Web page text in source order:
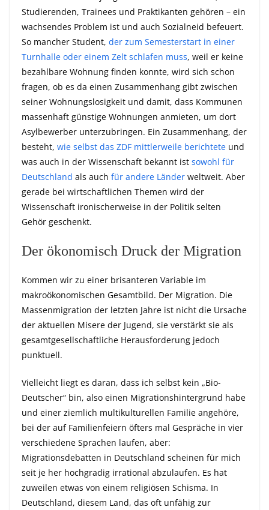
Studierenden, Trainees und Praktikanten gehören – ein
wachsendes Problem ist und auch Sozialneid befeuert.
So mancher Student, der zum Semesterstart in einer
Turnhalle oder einem Zelt schlafen muss, weil er keine
bezahlbare Wohnung finden konnte, wird sich schon
fragen, ob es da einen Zusammenhang gibt zwischen
seiner Wohnungslosigkeit und damit, dass Kommunen
massenhaft günstige Wohnungen anmieten, um dort
Asylbewerber unterzubringen. Ein Zusammenhang, der
besteht, wie selbst das ZDF mittlerweile berichtete und
was auch in der Wissenschaft bekannt ist sowohl für
Deutschland als auch für andere Länder weltweit. Aber
gerade bei wirtschaftlichen Themen wird der
Wissenschaft ironischerweise in der Politik selten
Gehör geschenkt.
Der ökonomisch Druck der Migration
Kommen wir zu einer brisanteren Variable im
makroökonomischen Gesamtbild. Der Migration. Die
Massenmigration der letzten Jahre ist nicht die Ursache
der aktuellen Misere der Jugend, sie verstärkt sie als
gesamtgesellschaftliche Herausforderung jedoch
punktuell.
Vielleicht liegt es daran, dass ich selbst kein „Bio-
Deutscher“ bin, also einen Migrationshintergrund habe
und einer ziemlich multikulturellen Familie angehöre,
bei der auf Familienfeiern öfters mal Gespräche in vier
verschiedene Sprachen laufen, aber:
Migrationsdebatten in Deutschland scheinen für mich
seit je her hochgradig irrational abzulaufen. Es hat
zuweilen etwas von einem religiösen Schisma. In
Deutschland, diesem Land, das oft unfähig zur